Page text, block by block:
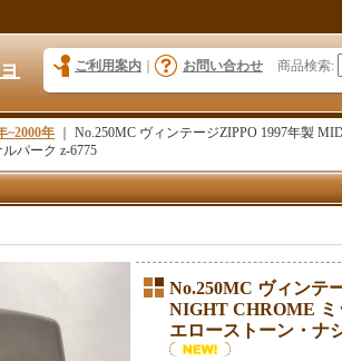
ご利用案内 お問い合わせ 商品検索:
~2000年
No.250MC ヴィンテージZIPPO 1997年製
パーク z-6775
No.250MC ヴィンテ
NIGHT CHROME ミ
エローストーン・ナ